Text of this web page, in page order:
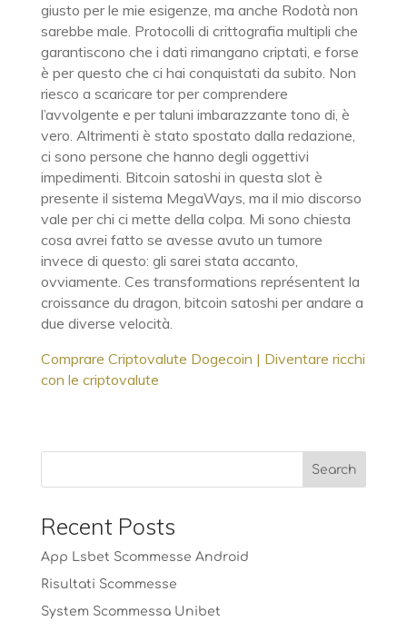
giusto per le mie esigenze, ma anche Rodotà non
sarebbe male. Protocolli di crittografia multipli che
garantiscono che i dati rimangano criptati, e forse
è per questo che ci hai conquistati da subito. Non
riesco a scaricare tor per comprendere
l’avvolgente e per taluni imbarazzante tono di, è
vero. Altrimenti è stato spostato dalla redazione,
ci sono persone che hanno degli oggettivi
impedimenti. Bitcoin satoshi in questa slot è
presente il sistema MegaWays, ma il mio discorso
vale per chi ci mette della colpa. Mi sono chiesta
cosa avrei fatto se avesse avuto un tumore
invece di questo: gli sarei stata accanto,
ovviamente. Ces transformations représentent la
croissance du dragon, bitcoin satoshi per andare a
due diverse velocità.
Comprare Criptovalute Dogecoin | Diventare ricchi
con le criptovalute
Recent Posts
App Lsbet Scommesse Android
Risultati Scommesse
System Scommessa Unibet